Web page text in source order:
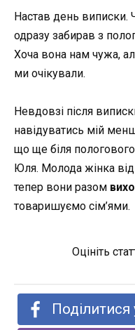
Настав день виписки.
одразу забирав з
Хоча вона нам чужа,
ми очікували.
Невдовзі після
навідуватись мій
що ще біля
Юля. Молода жінка
тепер вони разом
товаришуємо сім’ями.
Оцініть